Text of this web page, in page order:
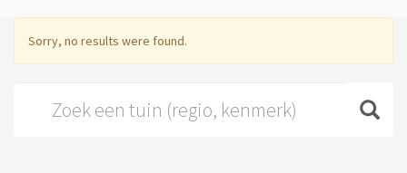
Sorry, no results were found.